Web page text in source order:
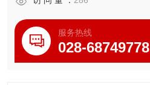
服务热线
028-68749778